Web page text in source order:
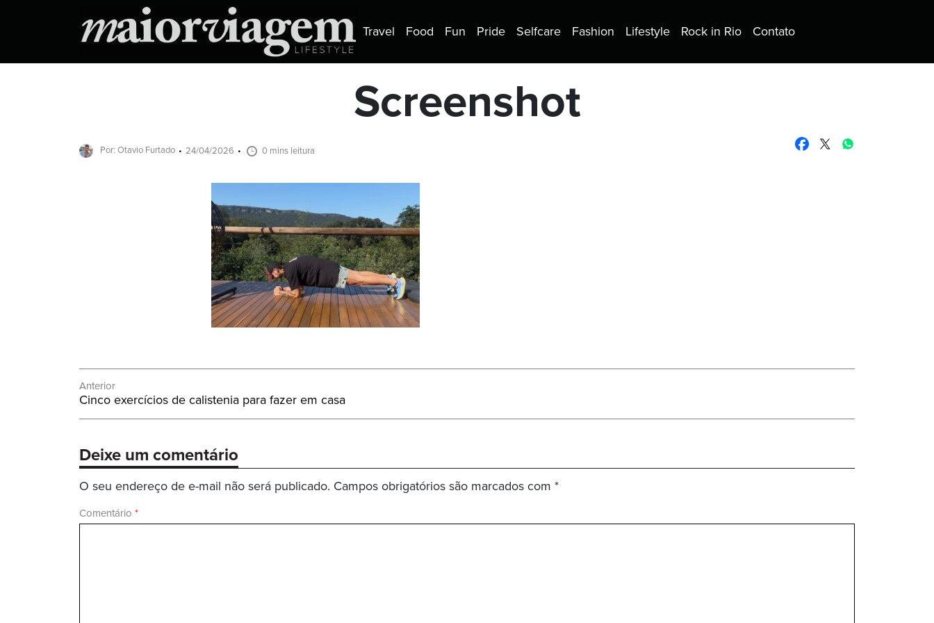
Travel Food Fun Pride Selfcare Fashion Lifestyle Rock in Rio Contato
Screenshot
Por: Otavio Furtado 24/04/2026 0 mins leitura
Navegação
de
Anterior
Post
Anterior:
Cinco exercícios de calistenia para fazer em casa
Deixe um comentário
O seu endereço de e-mail não será publicado. Campos obrigatórios são marcados com *
Comentário *